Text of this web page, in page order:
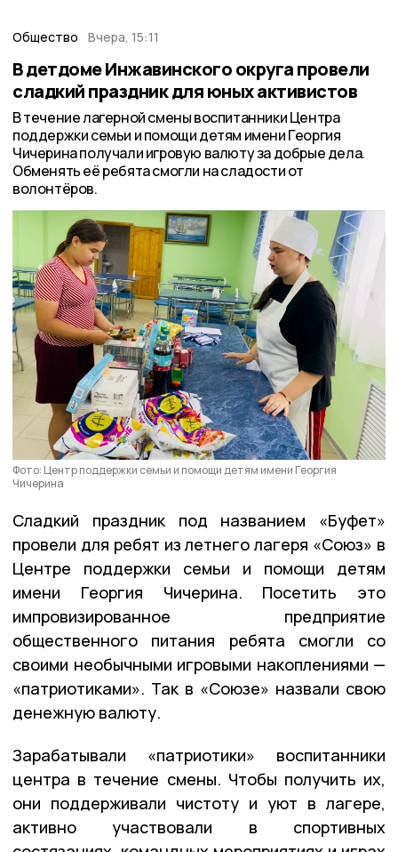
Общество Вчера, 15:11
В детдоме Инжавинского округа провели
сладкий праздник для юных активистов
В течение лагерной смены воспитанники Центра
поддержки семьи и помощи детям имени Георгия
Чичерина получали игровую валюту за добрые дела.
Обменять её ребята смогли на сладости от
волонтёров.
Фото: Центр поддержки семьи и помощи детям имени Георгия
Чичерина
Сладкий праздник под названием «Буфет»
провели для ребят из летнего лагеря «Союз» в
Центре поддержки семьи и помощи детям
имени Георгия Чичерина. Посетить это
импровизированное предприятие
общественного питания ребята смогли со
своими необычными игровыми накоплениями —
«патриотиками». Так в «Союзе» назвали свою
денежную валюту.
Зарабатывали «патриотики» воспитанники
центра в течение смены. Чтобы получить их,
они поддерживали чистоту и уют в лагере,
активно участвовали в спортивных